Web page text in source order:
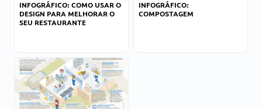
INFOGRÁFICO: COMO USAR O
DESIGN PARA MELHORAR O
SEU RESTAURANTE
INFOGRÁFICO:
COMPOSTAGEM